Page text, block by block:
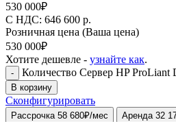
530 000₽
C НДС: 646 600 р.
Розничная цена (Ваша цена)
530 000₽
Хотите дешевле - узнайте как.
- Количество Сервер HP
В корзину
Сконфигурировать
Рассрочка 58 680₽/мес Аренда 32